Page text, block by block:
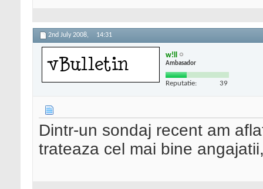
2nd July 2008, 14:31
w!ll
Ambasador
Reputatie: 39
Dintr-un sondaj recent am
trateaza cel mai bine